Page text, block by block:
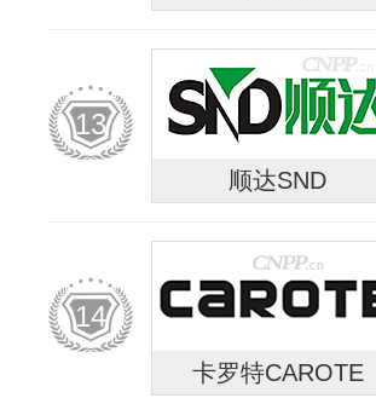
13
顺达SND
14
卡罗特CAROTE